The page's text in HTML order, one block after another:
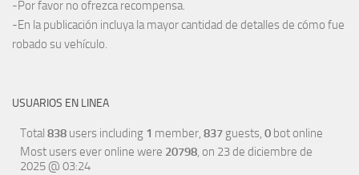
-Por favor no ofrezca recompensa.
-En la publicación incluya la mayor cantidad de detalles de cómo fue
robado su vehículo.
USUARIOS EN LINEA
Total 838 users including 1 member, 837 guests, 0 bot online
Most users ever online were 20798, on 23 de diciembre de
2025 @ 03:24